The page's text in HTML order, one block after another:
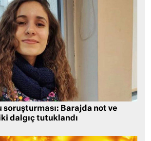
soruşturması: Barajda not ve
dalgıç tutuklandı